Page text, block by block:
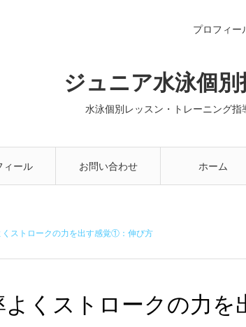
ジュニア水泳個
水泳個別レッスン・トレーニング
ィール お問い合わせ ホーム
プロフィー
くストロークの力を出す感覚①：伸び方
よくストロークの力を